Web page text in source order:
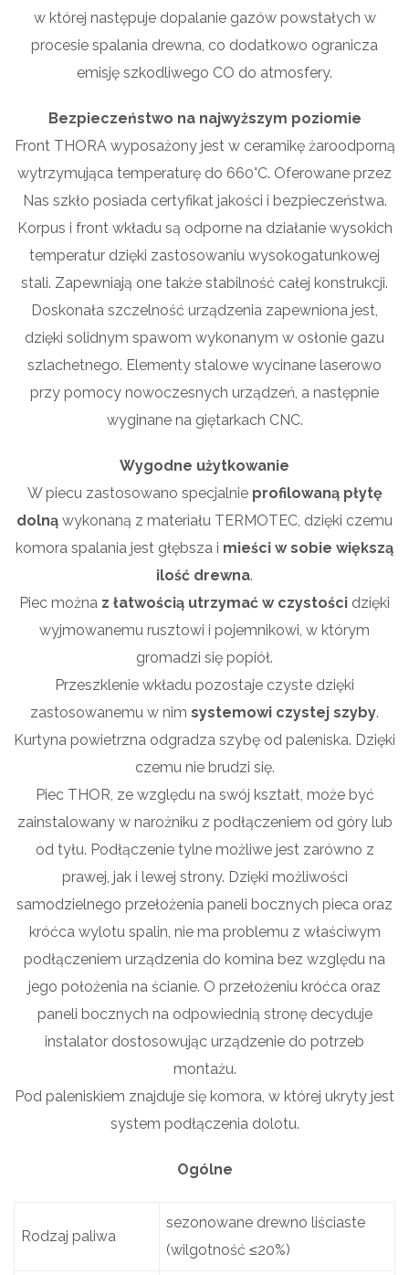
w której następuje dopalanie gazów powstałych w
procesie spalania drewna, co dodatkowo ogranicza
emisję szkodliwego CO do atmosfery.
Bezpieczeństwo na najwyższym poziomie
Front THORA wyposażony jest w ceramikę żaroodporną
wytrzymująca temperaturę do 660°C. Oferowane przez
Nas szkło posiada certyfikat jakości i bezpieczeństwa.
Korpus i front wkładu są odporne na działanie wysokich
temperatur dzięki zastosowaniu wysokogatunkowej
stali. Zapewniają one także stabilność całej konstrukcji.
Doskonała szczelność urządzenia zapewniona jest,
dzięki solidnym spawom wykonanym w osłonie gazu
szlachetnego. Elementy stalowe wycinane laserowo
przy pomocy nowoczesnych urządzeń, a następnie
wyginane na giętarkach CNC.
Wygodne użytkowanie
W piecu zastosowano specjalnie profilowaną płytę
dolną wykonaną z materiału TERMOTEC, dzięki czemu
komora spalania jest głębsza i mieści w sobie większą
ilość drewna.
Piec można z łatwością utrzymać w czystości dzięki
wyjmowanemu rusztowi i pojemnikowi, w którym
gromadzi się popiół.
Przeszklenie wkładu pozostaje czyste dzięki
zastosowanemu w nim systemowi czystej szyby.
Kurtyna powietrzna odgradza szybę od paleniska. Dzięki
czemu nie brudzi się.
Piec THOR, ze względu na swój kształt, może być
zainstalowany w narożniku z podłączeniem od góry lub
od tyłu. Podłączenie tylne możliwe jest zarówno z
prawej, jak i lewej strony. Dzięki możliwości
samodzielnego przełożenia paneli bocznych pieca oraz
króćca wylotu spalin, nie ma problemu z właściwym
podłączeniem urządzenia do komina bez względu na
jego położenia na ścianie. O przełożeniu króćca oraz
paneli bocznych na odpowiednią stronę decyduje
instalator dostosowując urządzenie do potrzeb
montażu.
Pod paleniskiem znajduje się komora, w której ukryty jest
system podłączenia dolotu.
Ogólne
Rodzaj paliwa
sezonowane drewno liściaste
(wilgotność ≤20%)